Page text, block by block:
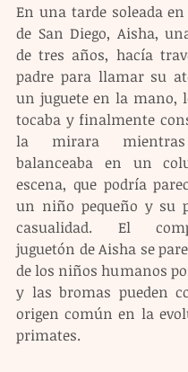
En una tarde soleada en
de San Diego, Aisha,
de tres años, hacía
padre para llamar su
un juguete en la mano,
tocaba y finalmente
la mirara
balanceaba en un
escena, que podría
un niño pequeño y su
casualidad. El
juguetón de Aisha se
de los niños humanos
y las bromas pueden
origen común en la
primates.